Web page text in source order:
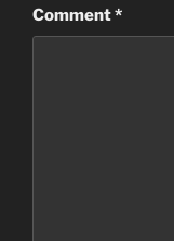
Comment*